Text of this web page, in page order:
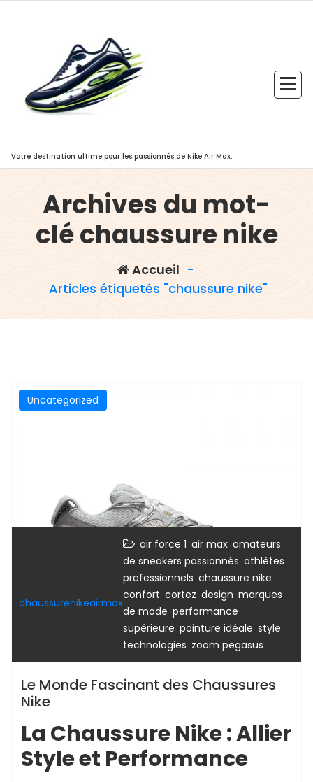
Votre destination ultime pour les passionnés de Nike Air Max.
Archives du mot-
clé chaussure nike
Accueil -
Articles étiquetés "chaussure nike"
Uncategorized
chaussurenikeairmax
air force 1 air max amateurs
de sneakers passionnés athlètes
professionnels chaussure nike
confort cortez design marques
de mode performance
supérieure pointure idéale style
technologies zoom pegasus
Le Monde Fascinant des Chaussures
Nike
La Chaussure Nike : Allier
Style et Performance